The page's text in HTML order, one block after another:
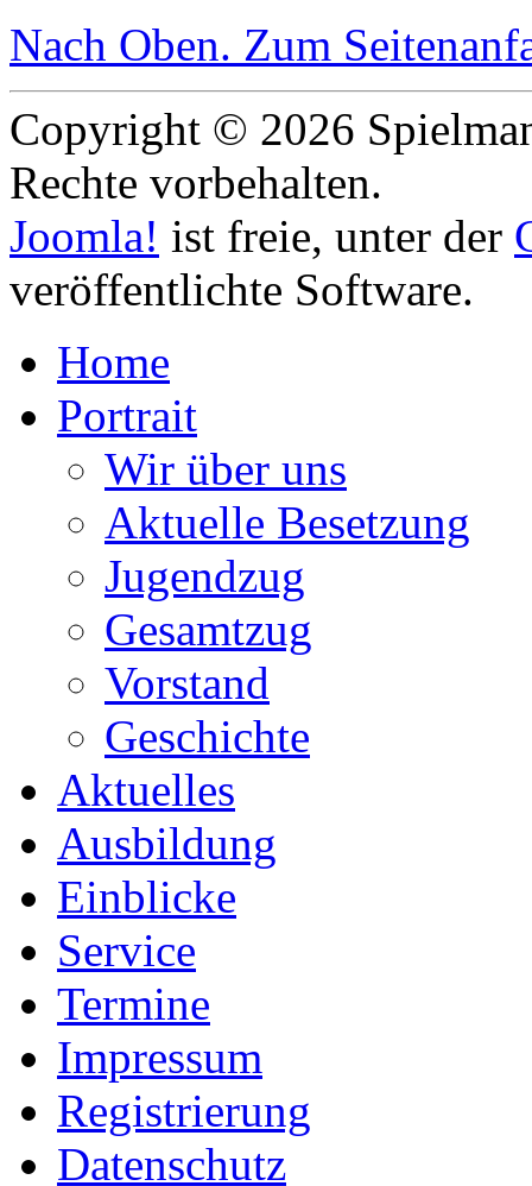
Nach Oben. Zum
Copyright © 2026
Rechte vorbehalten.
Joomla! ist freie, unter der
veröffentlichte Software.
Home
Portrait
Wir über uns
Aktuelle Besetzung
Jugendzug
Gesamtzug
Vorstand
Geschichte
Aktuelles
Ausbildung
Einblicke
Service
Termine
Impressum
Registrierung
Datenschutz